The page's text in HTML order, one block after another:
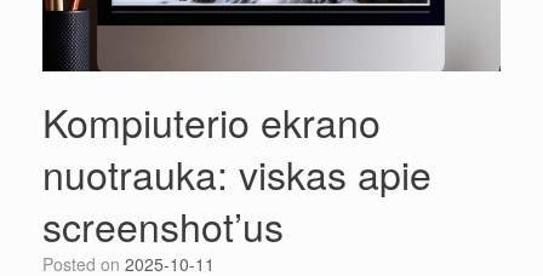
Kompiuterio ekrano
nuotrauka: viskas apie
screenshot’us
Posted on 2025-10-11